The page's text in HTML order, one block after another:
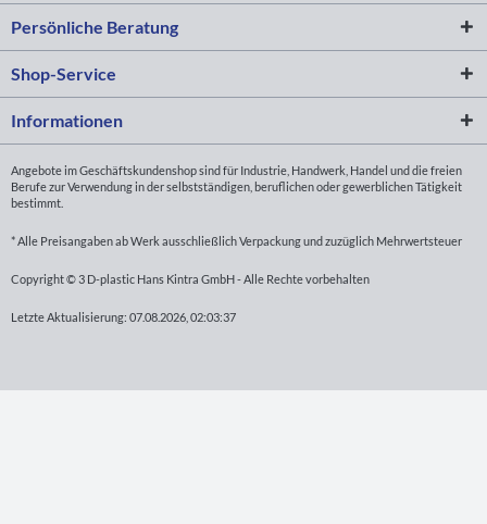
Persönliche Beratung
Shop-Service
Informationen
Angebote im Geschäftskundenshop sind für Industrie, Handwerk, Handel und die freien
Berufe zur Verwendung in der selbstständigen, beruflichen oder gewerblichen Tätigkeit
bestimmt.
* Alle Preisangaben ab Werk ausschließlich Verpackung und zuzüglich Mehrwertsteuer
Copyright © 3 D-plastic Hans Kintra GmbH - Alle Rechte vorbehalten
Letzte Aktualisierung: 07.08.2026, 02:03:37